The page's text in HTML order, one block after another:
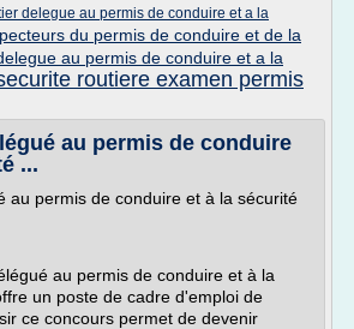
delegue au permis de conduire et a la
du permis de conduire et de la
au permis de conduire et a la
routiere examen permis
au permis de conduire
...
au permis de conduire et à la sécurité
au permis de conduire et à la
un poste de cadre d'emploi de
ce concours permet de devenir